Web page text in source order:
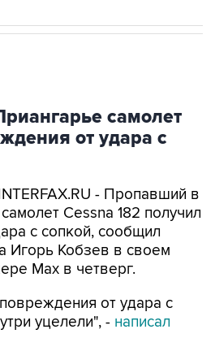
самолет
от удара с
- Пропавший в
Cessna 182 получил
с сопкой, сообщил
Игорь Кобзев в своем
Мах в четверг.
от удара с
уцелели", - написал